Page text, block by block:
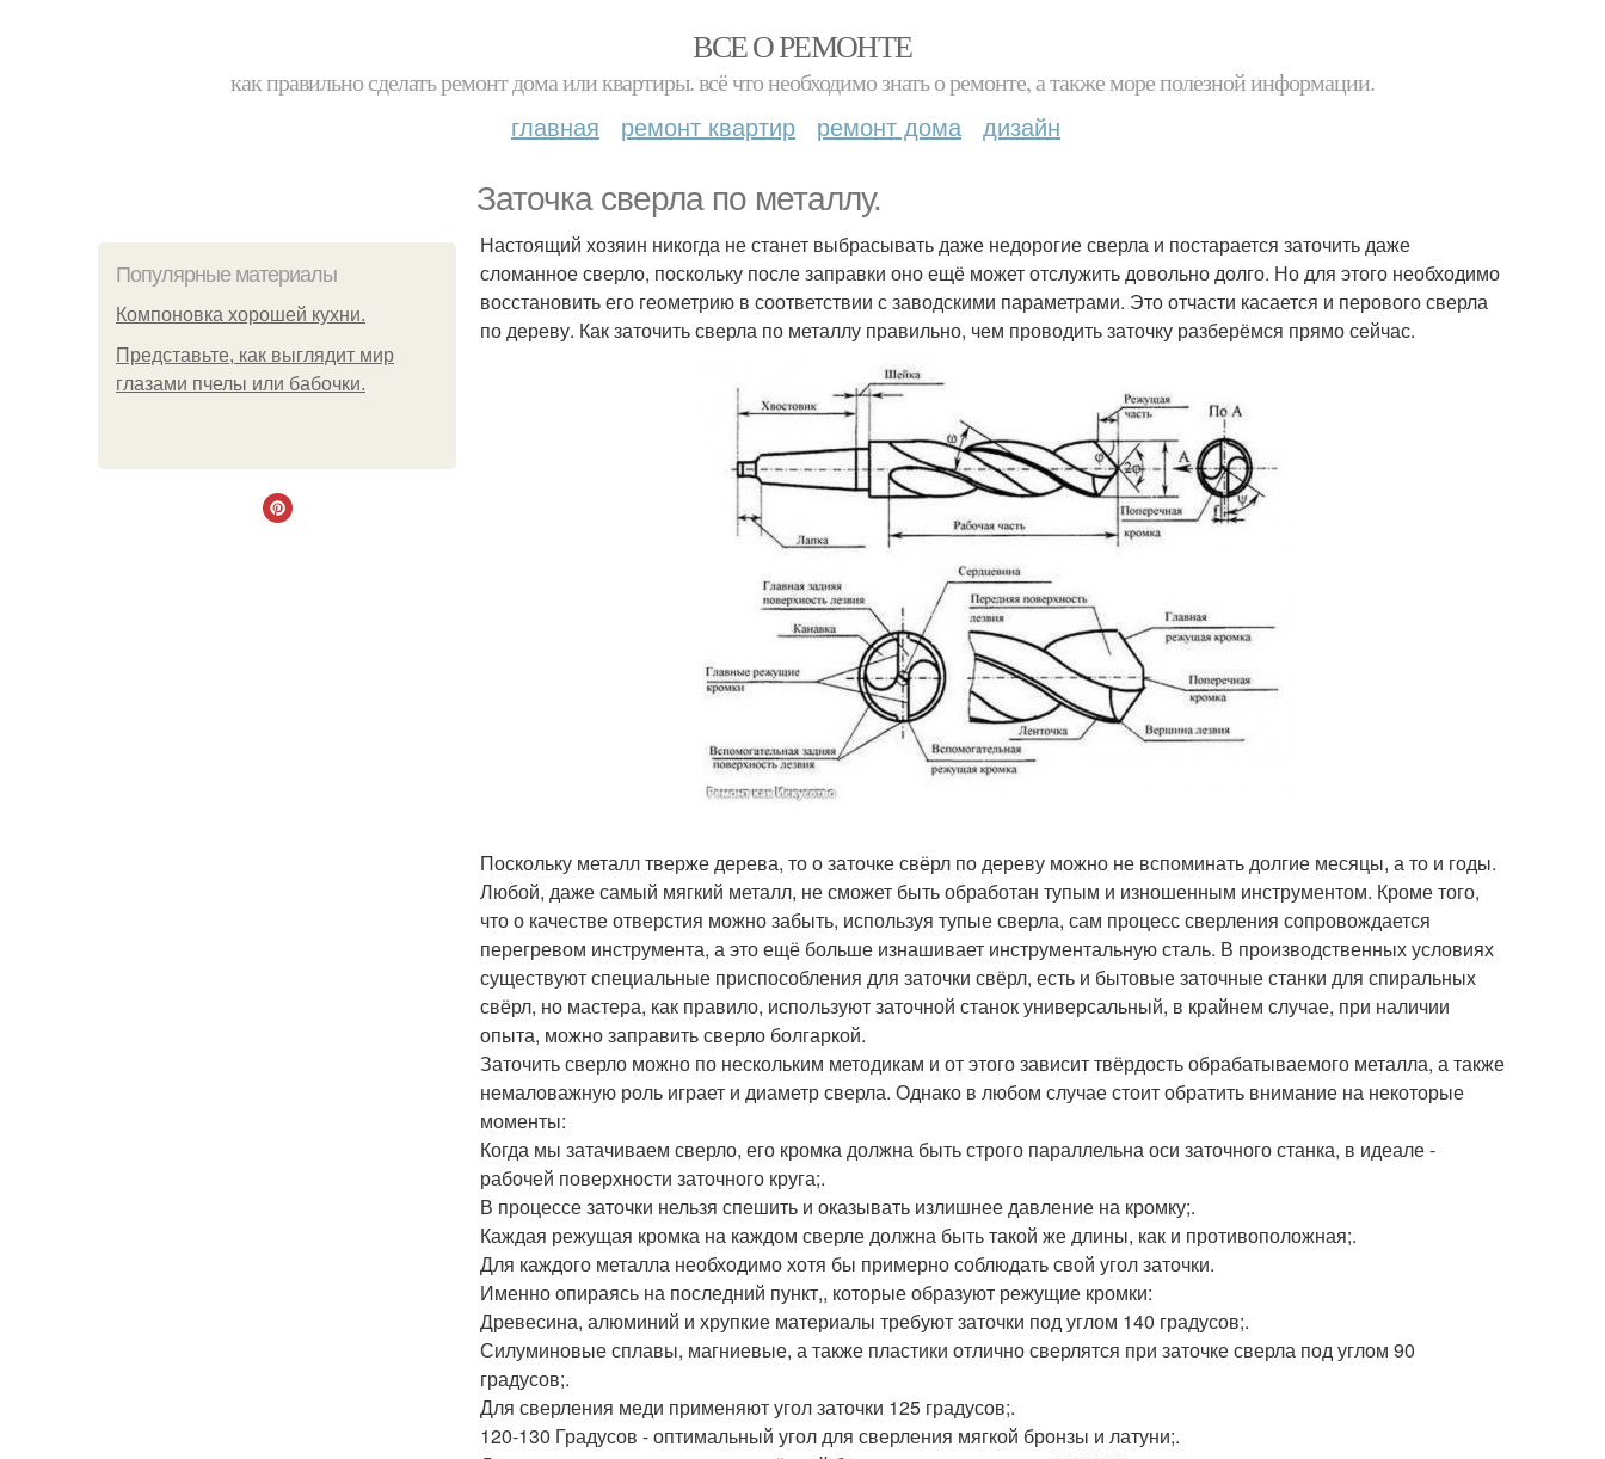
ВСЕ О РЕМОНТЕ
как правильно сделать ремонт дома или квартиры. всё что необходимо знать о ремонте, а также море полезной информации.
главная ремонт квартир ремонт дома дизайн
Заточка сверла по металлу.
Популярные материалы
Компоновка хорошей кухни.
Представьте, как выглядит мир
глазами пчелы или бабочки.
Настоящий хозяин никогда не станет выбрасывать даже недорогие сверла и постарается заточить даже
сломанное сверло, поскольку после заправки оно ещё может отслужить довольно долго. Но для этого необходимо
восстановить его геометрию в соответствии с заводскими параметрами. Это отчасти касается и перового сверла
по дереву. Как заточить сверла по металлу правильно, чем проводить заточку разберёмся прямо сейчас.
Поскольку металл тверже дерева, то о заточке свёрл по дереву можно не вспоминать долгие месяцы, а то и годы.
Любой, даже самый мягкий металл, не сможет быть обработан тупым и изношенным инструментом. Кроме того,
что о качестве отверстия можно забыть, используя тупые сверла, сам процесс сверления сопровождается
перегревом инструмента, а это ещё больше изнашивает инструментальную сталь. В производственных условиях
существуют специальные приспособления для заточки свёрл, есть и бытовые заточные станки для спиральных
свёрл, но мастера, как правило, используют заточной станок универсальный, в крайнем случае, при наличии
опыта, можно заправить сверло болгаркой.
Заточить сверло можно по нескольким методикам и от этого зависит твёрдость обрабатываемого металла, а также
немаловажную роль играет и диаметр сверла. Однако в любом случае стоит обратить внимание на некоторые
моменты:
Когда мы затачиваем сверло, его кромка должна быть строго параллельна оси заточного станка, в идеале -
рабочей поверхности заточного круга;.
В процессе заточки нельзя спешить и оказывать излишнее давление на кромку;.
Каждая режущая кромка на каждом сверле должна быть такой же длины, как и противоположная;.
Для каждого металла необходимо хотя бы примерно соблюдать свой угол заточки.
Именно опираясь на последний пункт,, которые образуют режущие кромки:
Древесина, алюминий и хрупкие материалы требуют заточки под углом 140 градусов;.
Силуминовые сплавы, магниевые, а также пластики отлично сверлятся при заточке сверла под углом 90
градусов;.
Для сверления меди применяют угол заточки 125 градусов;.
120-130 Градусов - оптимальный угол для сверления мягкой бронзы и латуни;.